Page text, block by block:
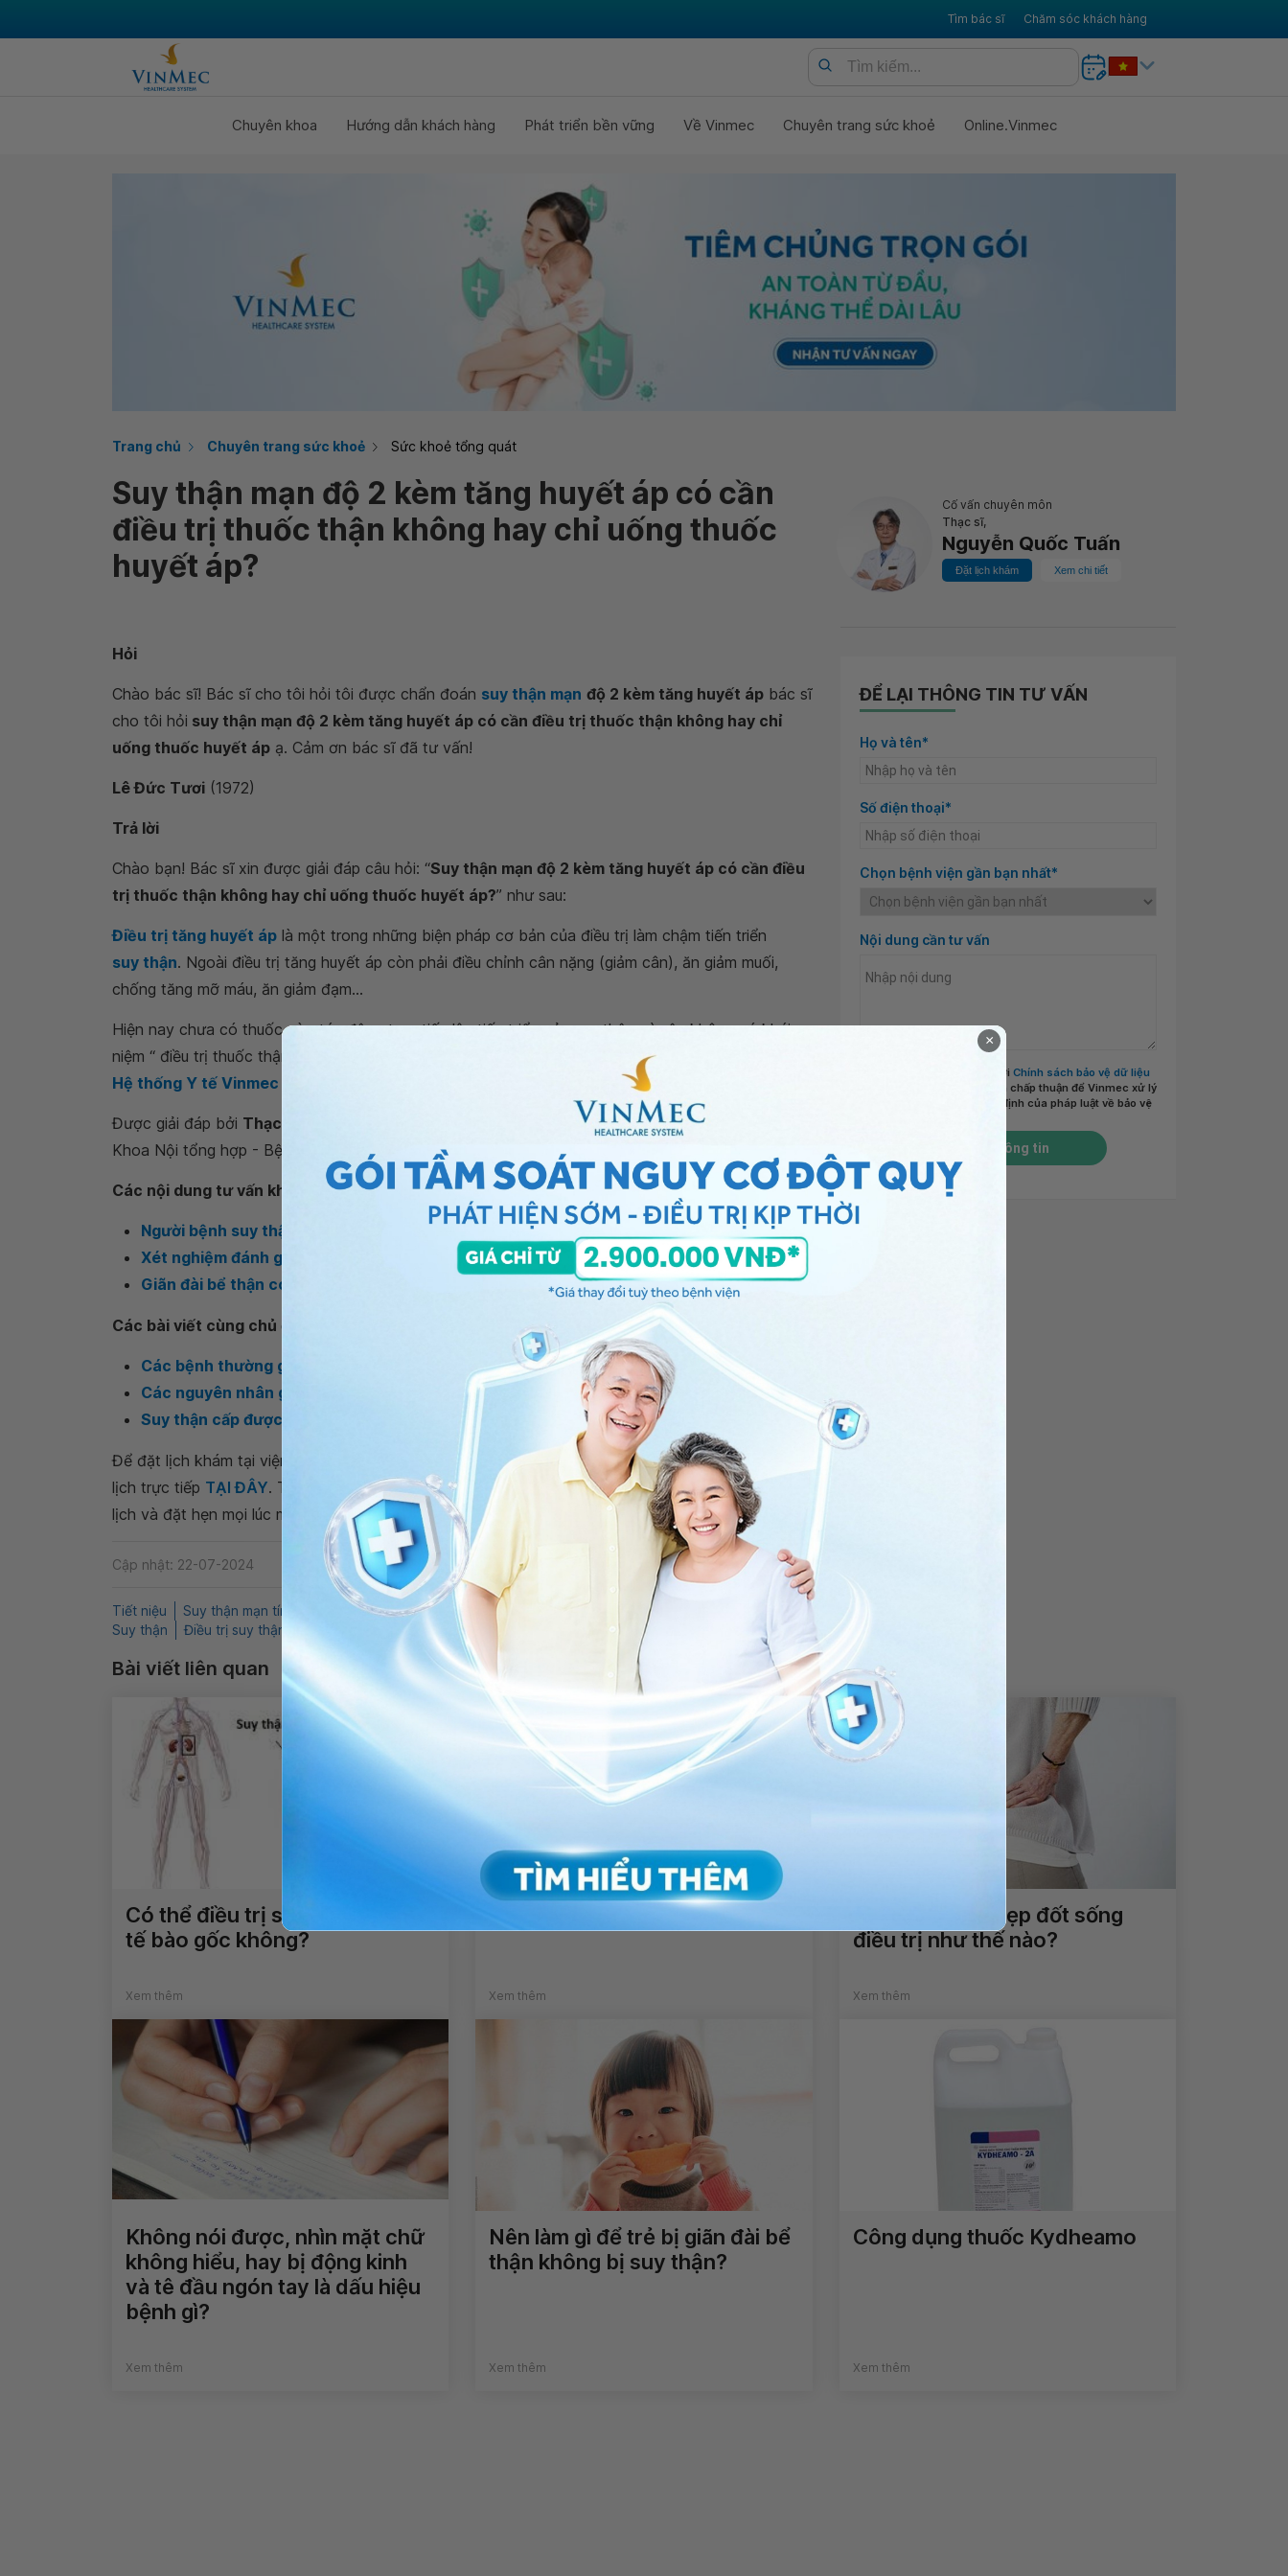
Tìm bác sĩ Chăm sóc khách hàng
Chuyên khoa Hướng dẫn khách hàng Phát triển bền vững Về Vinmec Chuyên trang sức khoẻ Online.Vinmec
Trang chủ Chuyên trang sức khoẻ Sức khoẻ tổng quát
Suy thận mạn độ 2 kèm tăng huyết áp có cần
điều trị thuốc thận không hay chỉ uống thuốc
huyết áp?
Cố vấn chuyên môn
Thạc sĩ,
Nguyễn Quốc Tuấn
Đặt lịch khám Xem chi tiết
Hỏi
Chào bác sĩ! Bác sĩ cho tôi hỏi tôi được chẩn đoán suy thận mạn độ 2 kèm tăng huyết áp bác sĩ
cho tôi hỏi suy thận mạn độ 2 kèm tăng huyết áp có cần điều trị thuốc thận không hay chỉ
uống thuốc huyết áp ạ. Cảm ơn bác sĩ đã tư vấn!
Lê Đức Tươi (1972)
Trả lời
Chào bạn! Bác sĩ xin được giải đáp câu hỏi: “Suy thận mạn độ 2 kèm tăng huyết áp có cần điều
trị thuốc thận không hay chỉ uống thuốc huyết áp?” như sau:
Điều trị tăng huyết áp là một trong những biện pháp cơ bản của điều trị làm chậm tiến triển
suy thận. Ngoài điều trị tăng huyết áp còn phải điều chỉnh cân nặng (giảm cân), ăn giảm muối,
chống tăng mỡ máu, ăn giảm đạm...
Hiện nay chưa có thuốc nào tác động trực tiếp lên tiến triển của suy thận, vì vậy không có khái
niệm “ điều trị thuốc thận”. Bạn có thể đến cơ sở y tế gần nhất hoặc Bệnh viện/phòng khám thuộc
Hệ thống Y tế Vinmec để được các bác sĩ thăm khám và tư vấn kỹ hơn. Trân trọng!
Được giải đáp bởi Thạc sĩ, Bác sĩ Nguyễn Quốc Tuấn -
Trưởng Đơn nguyên Nội Thận - Lọc Máu -
Khoa Nội tổng hợp - Bệnh viện Đa khoa Quốc tế Vinmec Times City
Các nội dung tư vấn khác
Người bệnh suy thận mãn cần làm gì?
Xét nghiệm đánh giá chức năng thận
Giãn đài bể thận có nguy hiểm không?
Các bài viết cùng chủ đề
Các bệnh thường gặp ở thận
Các nguyên nhân gây suy thận mạn tính
Suy thận cấp được chẩn đoán và điều trị thế nào?
Để đặt lịch khám tại viện, Quý khách vui lòng bấm số HOTLINE , đặt muaGÓI DỊCH VỤhoặc đặt
lịch trực tiếp TẠI ĐÂY. Tải và đặt lịch khám tự động trên ứng dụng My Vinmec để quản lý, theo dõi
lịch và đặt hẹn mọi lúc mọi nơi ngay trên ứng dụng.
Cập nhật: 22-07-2024 Chia sẻ
Tiết niệu Suy thận mạn tính Suy thận mạn tính cấp độ 2
Suy thận mạn độ 2 kèm tăng huyết áp
Suy thận
Điều trị suy thận
ĐỂ LẠI THÔNG TIN TƯ VẤN
Họ và tên*
Số điện thoại*
Chọn bệnh viện gần bạn nhất*
Nội dung cần tư vấn
Tôi đã đọc và đồng ý với Chính sách bảo vệ dữ liệu
và chấp thuận để Vinmec xử lý
DLCN của tôi theo quy định của pháp luật về bảo vệ
Gửi thông tin
Bài viết liên quan
Có thể điều trị suy thận bằng
tế bào gốc không?
Xem thêm
Công dụng thuốc Furosol
Xem thêm
Loãng xương, xẹp đốt sống
điều trị như thế nào?
Xem thêm
Không nói được, nhìn mặt chữ
không hiểu, hay bị động kinh
và tê đầu ngón tay là dấu hiệu
bệnh gì?
Xem thêm
Nên làm gì để trẻ bị giãn đài bể
thận không bị suy thận?
Xem thêm
Công dụng thuốc Kydheamo
Xem thêm
×